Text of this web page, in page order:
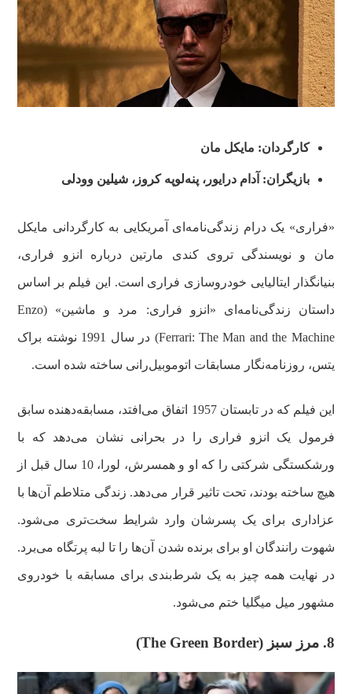
کارگردان: مایکل مان
بازیگران: آدام درایور، پنه‌لوپه کروز، شیلین وودلی
«فراری» یک درام زندگی‌نامه‌ای آمریکایی به کارگردانی مایکل
مان و نویسندگی تروی کندی مارتین درباره انزو فراری،
بنیانگذار ایتالیایی خودروسازی فراری است. این فیلم بر اساس
داستان زندگی‌نامه‌ای «انزو فراری: مرد و ماشین» (Enzo
Ferrari: The Man and the Machine) در سال 1991 نوشته براک
یتس، روزنامه‌نگار مسابقات اتوموبیل‌رانی ساخته شده است.
این فیلم که در تابستان 1957 اتفاق می‌افتد، مسابقه‌دهنده سابق
فرمول یک انزو فراری را در بحرانی نشان می‌دهد که با
ورشکستگی شرکتی را که او و همسرش، لورا، 10 سال قبل از
هیچ ساخته بودند، تحت تاثیر قرار می‌دهد. زندگی متلاطم آن‌ها با
عزاداری برای یک پسرشان وارد شرایط سخت‌تری می‌شود.
شهوت رانندگان او برای برنده شدن آن‌ها را تا لبه پرتگاه می‌برد.
در نهایت همه چیز به یک شرط‌بندی برای مسابقه با خودروی
مشهور میل میگلیا ختم می‌شود.
8. مرز سبز (The Green Border)